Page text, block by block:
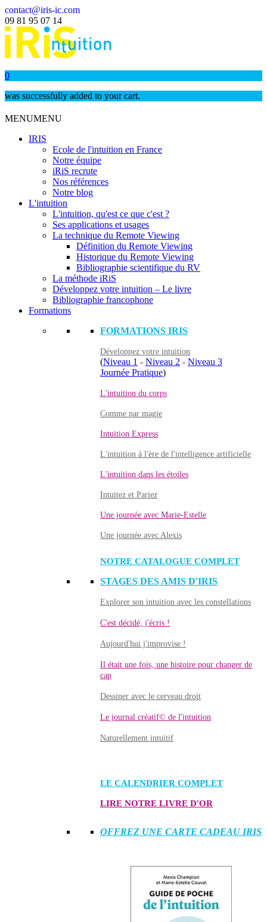
contact@iris-ic.com
09 81 95 07 14
0
was successfully added to your cart.
MENUMENU
IRIS
Ecole de l'intuition en France
Notre équipe
iRiS recrute
Nos références
Notre blog
L'intuition
L'intuition, qu'est ce que c'est ?
Ses applications et usages
La technique du Remote Viewing
Définition du Remote Viewing
Historique du Remote Viewing
Bibliographie scientifique du RV
La méthode iRiS
Développez votre intuition – Le livre
Bibliographie francophone
Formations
FORMATIONS IRIS
Développez votre intuition
(Niveau 1 - Niveau 2 - Niveau 3
Journée Pratique)
L'intuition du corps
Comme par magie
Intuition Express
L'intuition à l'ère de l'intelligence artificielle
L'intuition dans les étoiles
Intuitez et Pariez
Une journée avec Marie-Estelle
Une journée avec Alexis
NOTRE CATALOGUE COMPLET
STAGES DES AMIS D'IRIS
Explorer son intuition avec les constellations
C'est décidé, j'écris !
Aujourd'hui j'improvise !
Il était une fois, une histoire pour changer de
cap
Dessiner avec le cerveau droit
Le journal créatif© de l'intuition
Naturellement intuitif
LE CALENDRIER COMPLET
LIRE NOTRE LIVRE D'OR
OFFREZ UNE CARTE CADEAU IRIS